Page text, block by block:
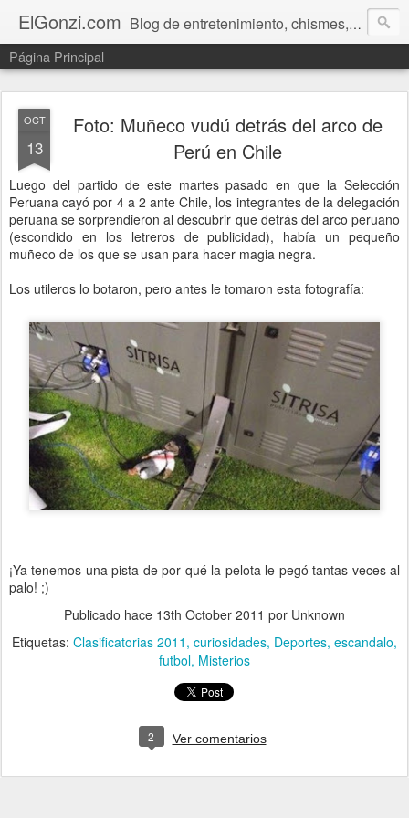
ElGonzi.com Blog de entretenimiento, chismes, humor, farándula, curiosidades, ovnis, noticias calientes, fotos, videos, paranormal y ¡más!
Página Principal
OCT
13
Foto: Muñeco vudú detrás del arco de
Perú en Chile
Luego del partido de este martes pasado en que la Selección
Peruana cayó por 4 a 2 ante Chile, los integrantes de la delegación
peruana se sorprendieron al descubrir que detrás del arco peruano
(escondido en los letreros de publicidad), había un pequeño
muñeco de los que se usan para hacer magia negra.
Los utileros lo botaron, pero antes le tomaron esta fotografía:
¡Ya tenemos una pista de por qué la pelota le pegó tantas veces al
palo! ;)
Publicado hace 13th October 2011 por Unknown
Etiquetas: Clasificatorias 2011 curiosidades Deportes escandalo
futbol Misterios
2 Ver comentarios